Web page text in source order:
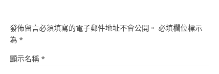
發佈留言必須填寫的電子郵件地址不會公開。 必填欄位標示
為 *
顯示名稱 *